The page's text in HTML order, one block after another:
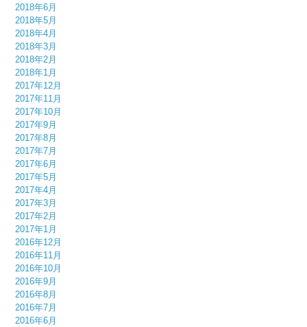
2018年6月
2018年5月
2018年4月
2018年3月
2018年2月
2018年1月
2017年12月
2017年11月
2017年10月
2017年9月
2017年8月
2017年7月
2017年6月
2017年5月
2017年4月
2017年3月
2017年2月
2017年1月
2016年12月
2016年11月
2016年10月
2016年9月
2016年8月
2016年7月
2016年6月